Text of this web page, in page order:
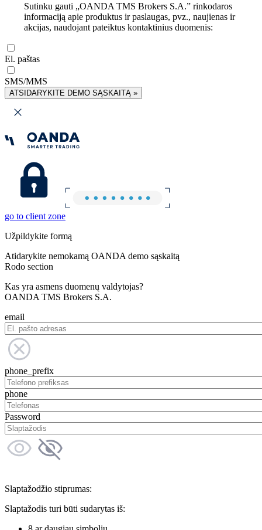
Sutinku gauti „OANDA TMS Brokers S.A.” rinkodaros
informaciją apie produktus ir paslaugas, pvz., naujienas ir
akcijas, naudojant pateiktus kontaktinius duomenis:
El. paštas
SMS/MMS
ATSIDARYKITE DEMO SĄSKAITĄ »
go to client zone
Užpildykite formą
Atidarykite nemokamą OANDA demo sąskaitą
Rodo section
Kas yra asmens duomenų valdytojas?
OANDA TMS Brokers S.A.
email
phone_prefix
phone
Password
Slaptažodžio stiprumas:
Slaptažodis turi būti sudarytas iš: